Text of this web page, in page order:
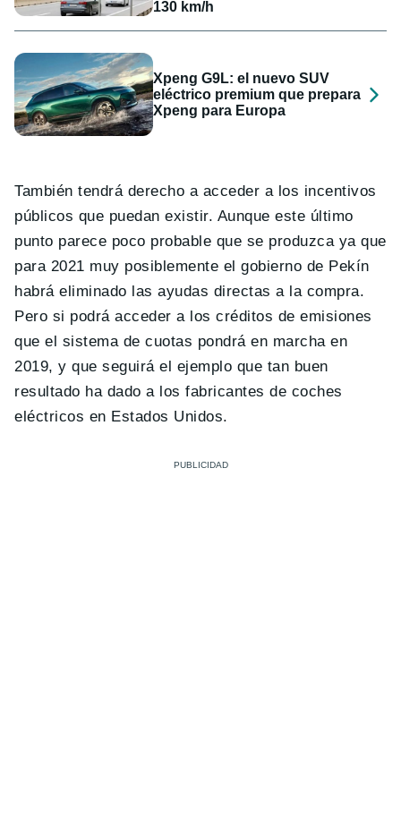
130 km/h
Xpeng G9L: el nuevo SUV
eléctrico premium que prepara
Xpeng para Europa
También tendrá derecho a acceder a los incentivos
públicos que puedan existir. Aunque este último
punto parece poco probable que se produzca ya que
para 2021 muy posiblemente el gobierno de Pekín
habrá eliminado las ayudas directas a la compra.
Pero si podrá acceder a los créditos de emisiones
que el sistema de cuotas pondrá en marcha en
2019, y que seguirá el ejemplo que tan buen
resultado ha dado a los fabricantes de coches
eléctricos en Estados Unidos.